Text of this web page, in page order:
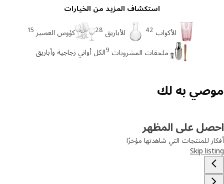
استكشاف المزيد من الخيارات
الأكواب 42 الأباريق 28 كؤوس العصير
ملحقات المشروبات 9الكل أواني زجاجية وأباريق
به لك
على المظهر
للمنتجات التي شاهدتها مؤخرًا
Skip